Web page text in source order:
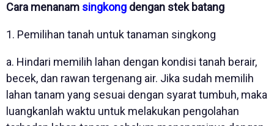
Cara menanam singkong dengan stek batang
1. Pemilihan tanah untuk tanaman singkong
a. Hindari memilih lahan dengan kondisi tanah berair,
becek, dan rawan tergenang air. Jika sudah memilih
lahan tanam yang sesuai dengan syarat tumbuh, maka
luangkanlah waktu untuk melakukan pengolahan